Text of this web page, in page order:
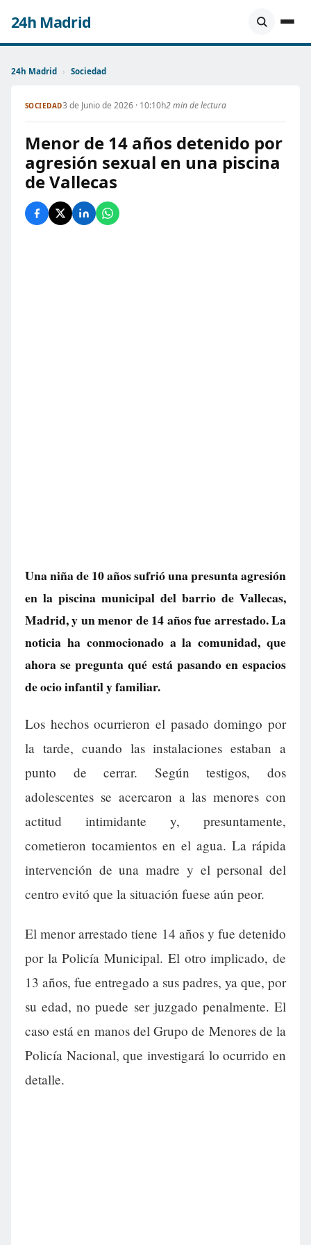
24h Madrid
24h Madrid › Sociedad
SOCIEDAD3 de Junio de 2026 · 10:10h2 min de lectura
Menor de 14 años detenido por
agresión sexual en una piscina
de Vallecas
Una niña de 10 años sufrió una presunta agresión
en la piscina municipal del barrio de Vallecas,
Madrid, y un menor de 14 años fue arrestado. La
noticia ha conmocionado a la comunidad, que
ahora se pregunta qué está pasando en espacios
de ocio infantil y familiar.
Los hechos ocurrieron el pasado domingo por
la tarde, cuando las instalaciones estaban a
punto de cerrar. Según testigos, dos
adolescentes se acercaron a las menores con
actitud intimidante y, presuntamente,
cometieron tocamientos en el agua. La rápida
intervención de una madre y el personal del
centro evitó que la situación fuese aún peor.
El menor arrestado tiene 14 años y fue detenido
por la Policía Municipal. El otro implicado, de
13 años, fue entregado a sus padres, ya que, por
su edad, no puede ser juzgado penalmente. El
caso está en manos del Grupo de Menores de la
Policía Nacional, que investigará lo ocurrido en
detalle.